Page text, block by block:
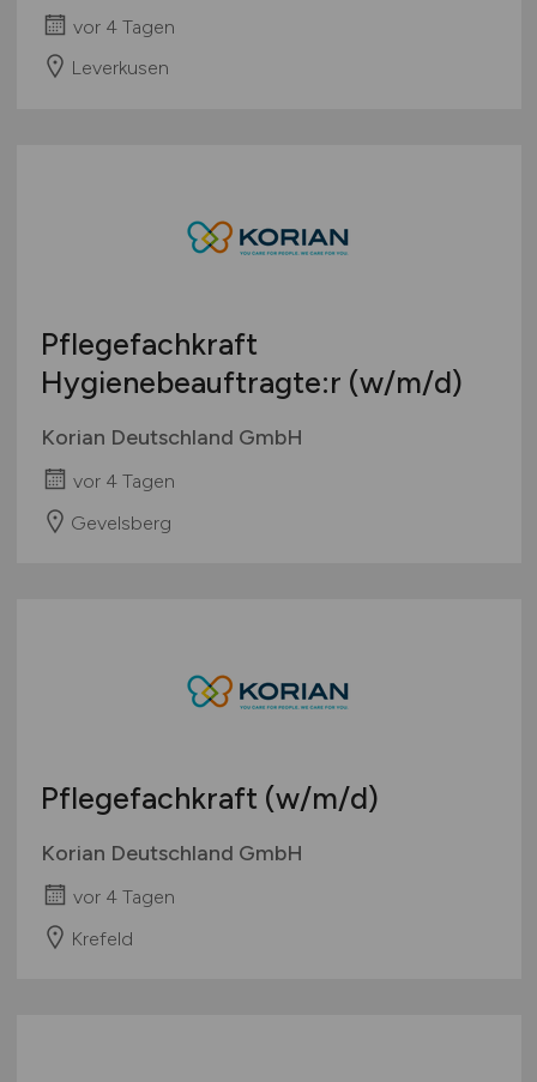
vor 4 Tagen
Leverkusen
Pflegefachkraft
Hygienebeauftragte:r (w/m/d)
Korian Deutschland GmbH
vor 4 Tagen
Gevelsberg
Pflegefachkraft (w/m/d)
Korian Deutschland GmbH
vor 4 Tagen
Krefeld